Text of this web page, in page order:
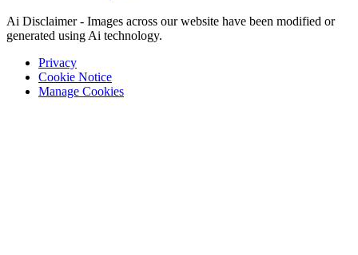
Ai Disclaimer - Images across our website have been modified or
generated using Ai technology.
Privacy
Cookie Notice
Manage Cookies